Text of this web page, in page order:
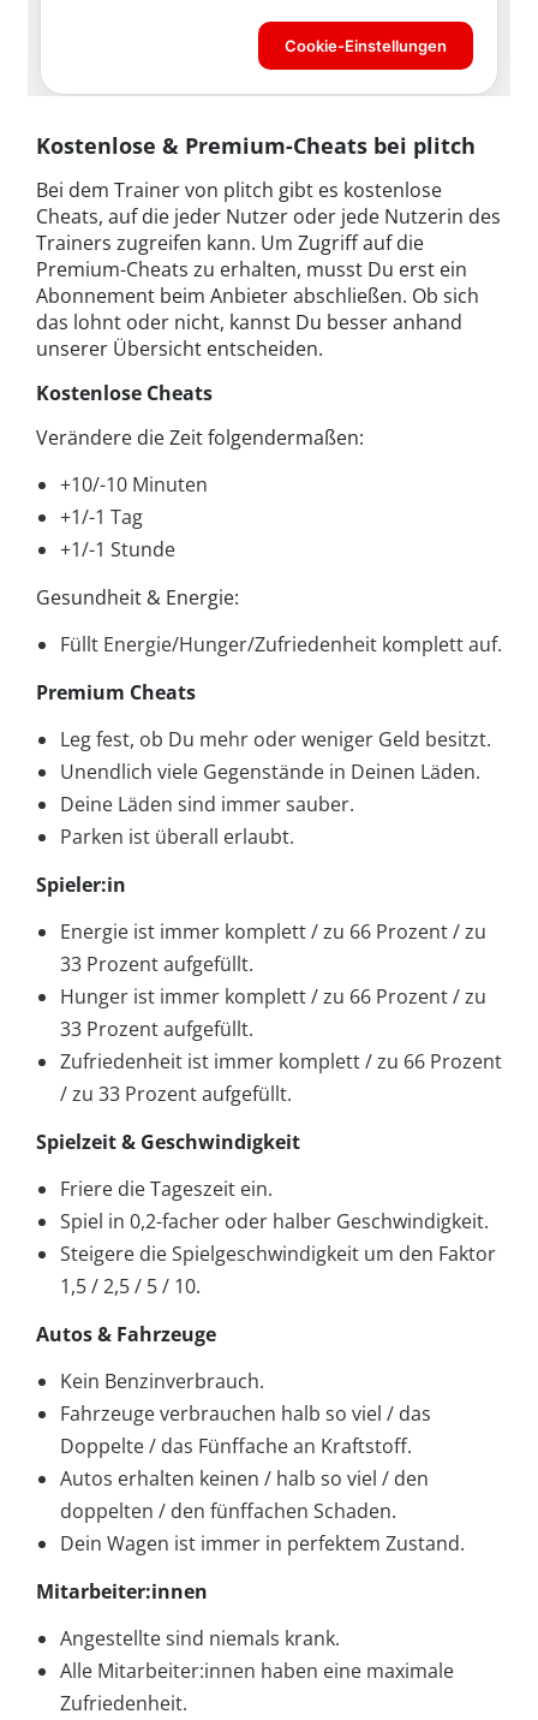
Kostenlose & Premium-Cheats bei plitch
Bei dem Trainer von plitch gibt es kostenlose
Cheats, auf die jeder Nutzer oder jede Nutzerin des
Trainers zugreifen kann. Um Zugriff auf die
Premium-Cheats zu erhalten, musst Du erst ein
Abonnement beim Anbieter abschließen. Ob sich
das lohnt oder nicht, kannst Du besser anhand
unserer Übersicht entscheiden.
Kostenlose Cheats
Verändere die Zeit folgendermaßen:
+10/-10 Minuten
+1/-1 Tag
+1/-1 Stunde
Gesundheit & Energie:
Füllt Energie/Hunger/Zufriedenheit komplett auf.
Premium Cheats
Leg fest, ob Du mehr oder weniger Geld besitzt.
Unendlich viele Gegenstände in Deinen Läden.
Deine Läden sind immer sauber.
Parken ist überall erlaubt.
Spieler:in
Energie ist immer komplett / zu 66 Prozent / zu
33 Prozent aufgefüllt.
Hunger ist immer komplett / zu 66 Prozent / zu
33 Prozent aufgefüllt.
Zufriedenheit ist immer komplett / zu 66 Prozent
/ zu 33 Prozent aufgefüllt.
Spielzeit & Geschwindigkeit
Friere die Tageszeit ein.
Spiel in 0,2-facher oder halber Geschwindigkeit.
Steigere die Spielgeschwindigkeit um den Faktor
1,5 / 2,5 / 5 / 10.
Autos & Fahrzeuge
Kein Benzinverbrauch.
Fahrzeuge verbrauchen halb so viel / das
Doppelte / das Fünffache an Kraftstoff.
Autos erhalten keinen / halb so viel / den
doppelten / den fünffachen Schaden.
Dein Wagen ist immer in perfektem Zustand.
Mitarbeiter:innen
Angestellte sind niemals krank.
Alle Mitarbeiter:innen haben eine maximale
Zufriedenheit.